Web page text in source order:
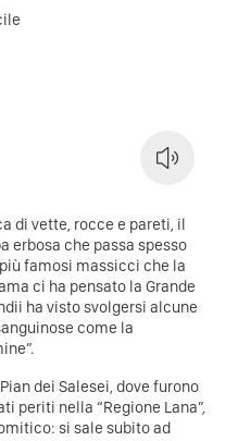
di vette, rocce e pareti, il
erbosa che passa spesso
famosi massicci che la
ci ha pensato la Grande
ha visto svolgersi alcune
come la
dei Salesei, dove furono
periti nella “Regione Lana”,
si sale subito ad